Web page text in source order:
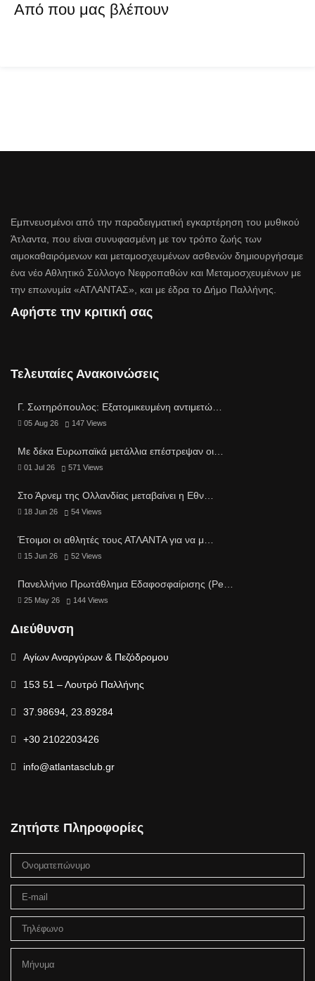
Από που μας βλέπουν
Εμπνευσμένοι από την παραδειγματική εγκαρτέρηση του μυθικού
Άτλαντα, που είναι συνυφασμένη με τον τρόπο ζωής των
αιμοκαθαιρόμενων και μεταμοσχευμένων ασθενών δημιουργήσαμε
ένα νέο Αθλητικό Σύλλογο Νεφροπαθών και Μεταμοσχευμένων με
την επωνυμία «ΑΤΛΑΝΤΑΣ», και με έδρα το Δήμο Παλλήνης.
Αφήστε την κριτική σας
Τελευταίες Ανακοινώσεις
Γ. Σωτηρόπουλος: Eξατομικευμένη αντιμετώ…
05 Aug 26 147 Views
Με δέκα Ευρωπαϊκά μετάλλια επέστρεψαν οι…
01 Jul 26 571 Views
Στο Άρνεμ της Ολλανδίας μεταβαίνει η Εθν…
18 Jun 26 54 Views
Έτοιμοι οι αθλητές τους ΑΤΛΑΝΤΑ για να μ…
15 Jun 26 52 Views
Πανελλήνιο Πρωτάθλημα Εδαφοσφαίρισης (Pe…
25 May 26 144 Views
Διεύθυνση
Αγίων Αναργύρων & Πεζόδρομου
153 51 – Λουτρό Παλλήνης
37.98694, 23.89284
+30 2102203426
info@atlantasclub.gr
Ζητήστε Πληροφορίες